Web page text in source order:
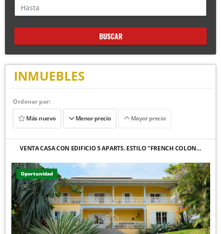
BUSCAR
INMUEBLES
Ordenar por:
Más nuevo
Menor precio Mayor precio
VENTA CASA CON EDIFICIO 5 APARTS. ESTILO "FRENCH COLON…
Oportunidad